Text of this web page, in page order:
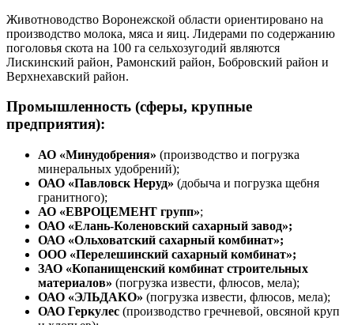
Животноводство Воронежской области ориентировано на
производство молока, мяса и яиц. Лидерами по содержанию
поголовья скота на 100 га сельхозугодий являются
Лискинский район, Рамонский район, Бобровский район и
Верхнехавский район.
Промышленность (сферы, крупные
предприятия):
АО «Минудобрения» (производство и погрузка
минеральных удобрений);
ОАО «Павловск Неруд» (добыча и погрузка щебня
гранитного);
АО «ЕВРОЦЕМЕНТ групп»;
ОАО «Елань-Коленовский сахарный завод»;
ОАО «Ольховатский сахарный комбинат»;
ООО «Перелешинский сахарный комбинат»;
ЗАО «Копанищенский комбинат строительных
материалов» (погрузка извести, флюсов, мела);
ОАО «ЭЛЬДАКО» (погрузка извести, флюсов, мела);
ОАО Геркулес (производство гречневой, овсяной круп